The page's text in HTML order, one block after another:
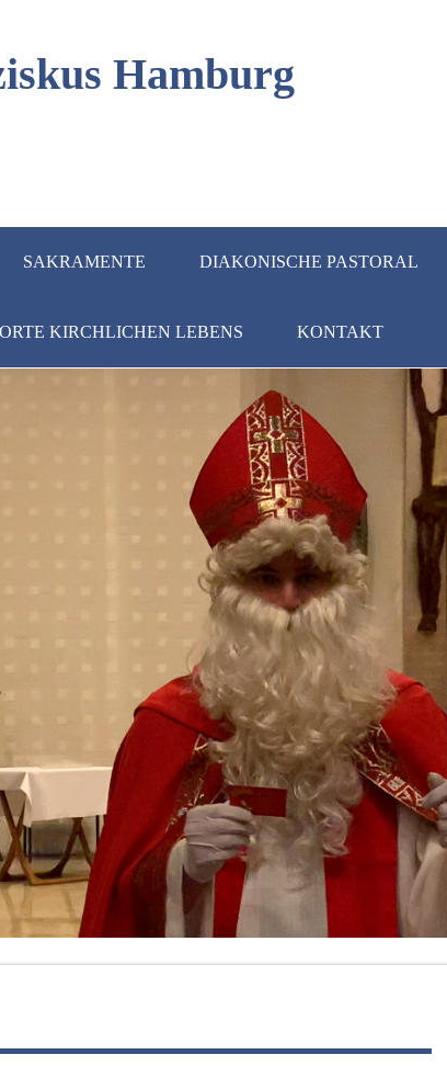
Hamburg
SAKRAMENTE DIAKONISCHE PASTORAL
ORTE KIRCHLICHEN LEBENS KONTAKT